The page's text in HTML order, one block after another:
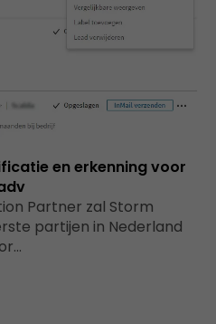
en erkenning voor
Partner zal Storm
partijen in Nederland